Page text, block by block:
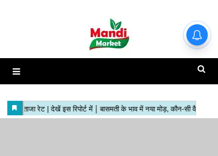
हाजिर मंडियों के ताजा रेट | देखें इस
रिपोर्ट में